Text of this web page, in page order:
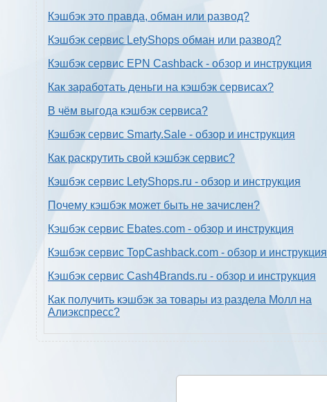
Кэшбэк это правда, обман или развод?
Кэшбэк сервис LetyShops обман или развод?
Кэшбэк сервис EPN Cashback - обзор и инструкция
Как заработать деньги на кэшбэк сервисах?
В чём выгода кэшбэк сервиса?
Кэшбэк сервис Smarty.Sale - обзор и инструкция
Как раскрутить свой кэшбэк сервис?
Кэшбэк сервис LetyShops.ru - обзор и инструкция
Почему кэшбэк может быть не зачислен?
Кэшбэк сервис Ebates.com - обзор и инструкция
Кэшбэк сервис TopCashback.com - обзор и инструкция
Кэшбэк сервис Cash4Brands.ru - обзор и инструкция
Как получить кэшбэк за товары из раздела Молл на
Алиэкспресс?